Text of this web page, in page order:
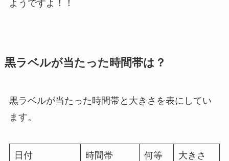
ようですよ！！
黒ラベルが当たった時間帯は？
黒ラベルが当たった時間帯と大きさを表にしてい
ます。
日付 時間帯 何等 大きさ